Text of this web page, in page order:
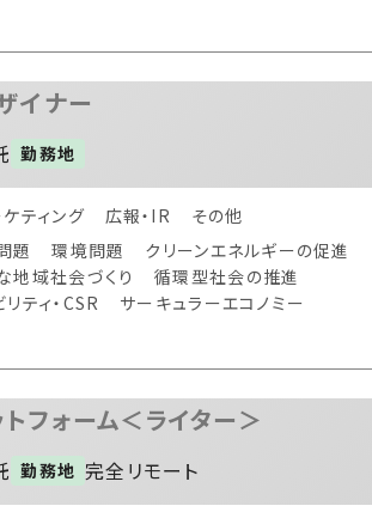
イナー
勤務地
ティング 広報・IR
その他
題 環境問題
クリーンエネルギーの促進
地域社会づくり
循環型社会の推進
ティ・CSR
サーキュラーエコノミー
フォーム＜ライター＞
勤務地 完全リモート